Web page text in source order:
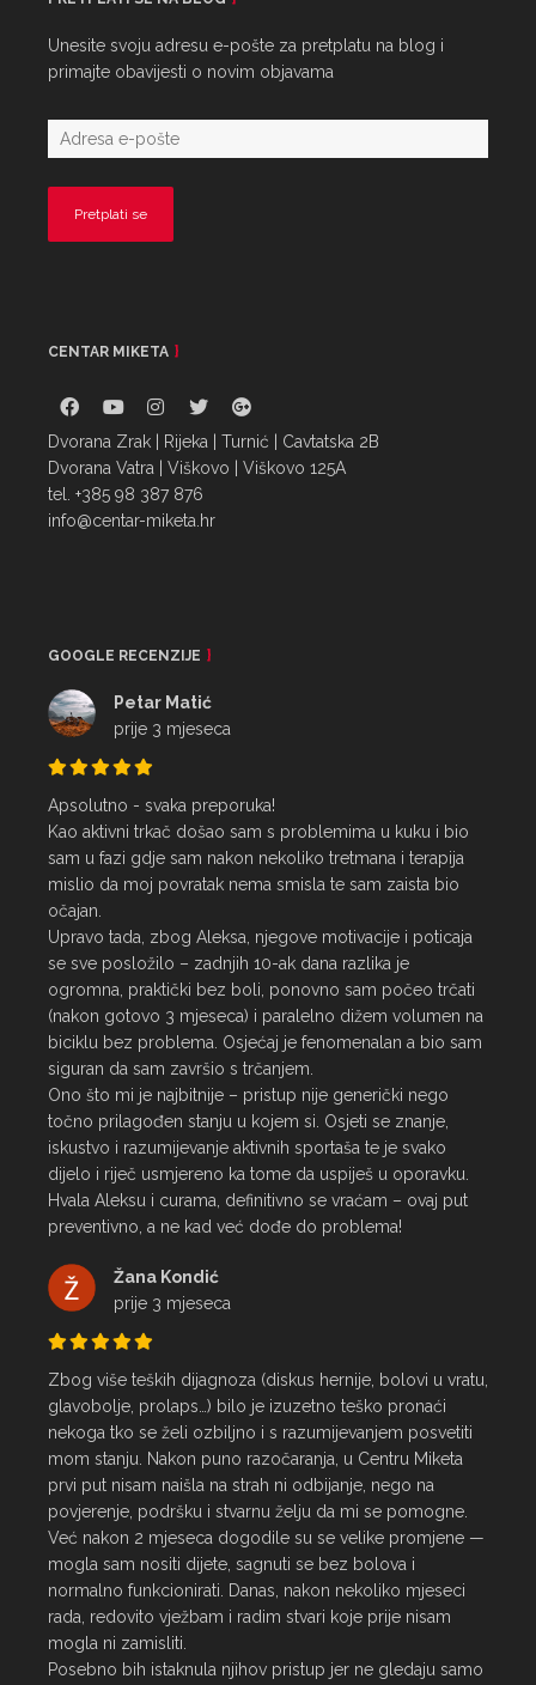
Unesite svoju adresu e-pošte za pretplatu na blog i
primajte obavijesti o novim objavama
CENTAR MIKETA
Dvorana Zrak | Rijeka | Turnić | Cavtatska 2B
Dvorana Vatra | Viškovo | Viškovo 125A
tel. +385 98 387 876
info@centar-miketa.hr
GOOGLE RECENZIJE
Petar Matić
prije 3 mjeseca
Apsolutno - svaka preporuka!
Kao aktivni trkač došao sam s problemima u kuku i bio
sam u fazi gdje sam nakon nekoliko tretmana i terapija
mislio da moj povratak nema smisla te sam zaista bio
očajan.
Upravo tada, zbog Aleksa, njegove motivacije i poticaja
se sve posložilo – zadnjih 10-ak dana razlika je
ogromna, praktički bez boli, ponovno sam počeo trčati
(nakon gotovo 3 mjeseca) i paralelno dižem volumen na
biciklu bez problema. Osjećaj je fenomenalan a bio sam
siguran da sam završio s trčanjem.
Ono što mi je najbitnije – pristup nije generički nego
točno prilagođen stanju u kojem si. Osjeti se znanje,
iskustvo i razumijevanje aktivnih sportaša te je svako
dijelo i riječ usmjereno ka tome da uspiješ u oporavku.
Hvala Aleksu i curama, definitivno se vraćam – ovaj put
preventivno, a ne kad već dođe do problema!
Žana Kondić
prije 3 mjeseca
Zbog više teških dijagnoza (diskus hernije, bolovi u vratu,
glavobolje, prolaps…) bilo je izuzetno teško pronaći
nekoga tko se želi ozbiljno i s razumijevanjem posvetiti
mom stanju. Nakon puno razočaranja, u Centru Miketa
prvi put nisam naišla na strah ni odbijanje, nego na
povjerenje, podršku i stvarnu želju da mi se pomogne.
Već nakon 2 mjeseca dogodile su se velike promjene —
mogla sam nositi dijete, sagnuti se bez bolova i
normalno funkcionirati. Danas, nakon nekoliko mjeseci
rada, redovito vježbam i radim stvari koje prije nisam
mogla ni zamisliti.
Posebno bih istaknula njihov pristup jer ne gledaju samo